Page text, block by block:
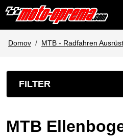
Domov MTB - Radfahren
FILTER
MTB